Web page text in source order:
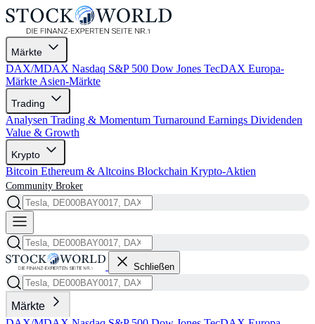
Märkte
DAX/MDAX Nasdaq S&P 500 Dow Jones TecDAX Europa-
Märkte Asien-Märkte
Trading
Analysen Trading & Momentum Turnaround Earnings Dividenden
Value & Growth
Krypto
Bitcoin Ethereum & Altcoins Blockchain Krypto-Aktien
Community Broker
Schließen
Märkte